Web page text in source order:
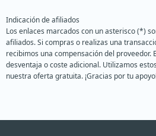
Indicación de afiliados
Los enlaces marcados con un asterisco (*)
afiliados. Si compras o realizas una
recibimos una compensación del proveedor.
desventaja o coste adicional. Utilizamos
nuestra oferta gratuita. ¡Gracias por tu